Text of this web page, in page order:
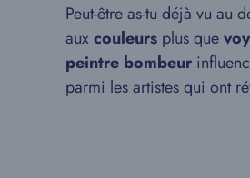
Peut-être as-tu déjà vu au
auxcouleurs plus que
peintre bombeur
parmi les artistes qui ont